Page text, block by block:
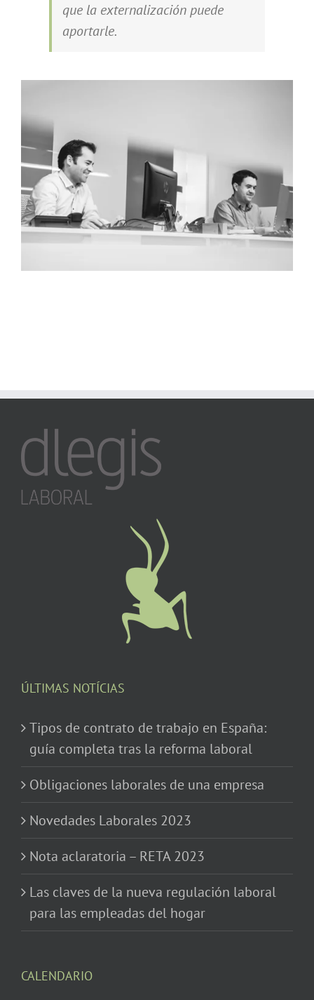
que la externalización puede
aportarle.
ÚLTIMAS NOTÍCIAS
Tipos de contrato de trabajo en España:
guía completa tras la reforma laboral
Obligaciones laborales de una empresa
Novedades Laborales 2023
Nota aclaratoria – RETA 2023
Las claves de la nueva regulación laboral
para las empleadas del hogar
CALENDARIO